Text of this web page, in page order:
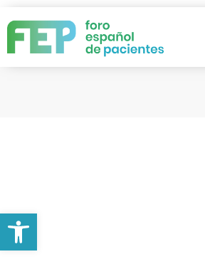
Abrir barra de herramientas